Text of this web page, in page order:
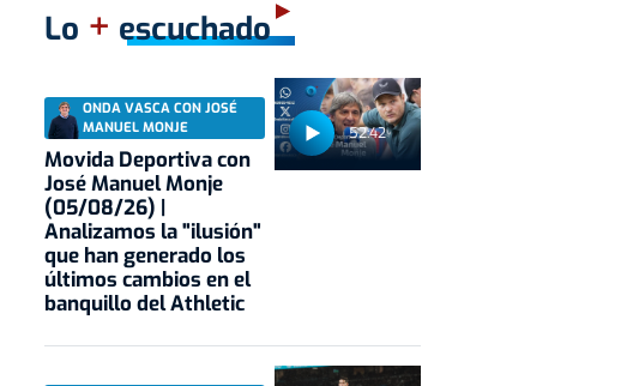
Lo + escuchado
52:42
ONDA VASCA CON JOSÉ
MANUEL MONJE
Movida Deportiva con
José Manuel Monje
(05/08/26) |
Analizamos la "ilusión"
que han generado los
últimos cambios en el
banquillo del Athletic